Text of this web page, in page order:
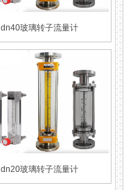
dn40玻璃转子流量计
dn20玻璃转子流量计